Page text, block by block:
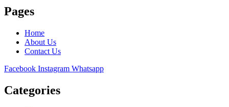
Pages
Home
About Us
Contact Us
Facebook Instagram Whatsapp
Categories